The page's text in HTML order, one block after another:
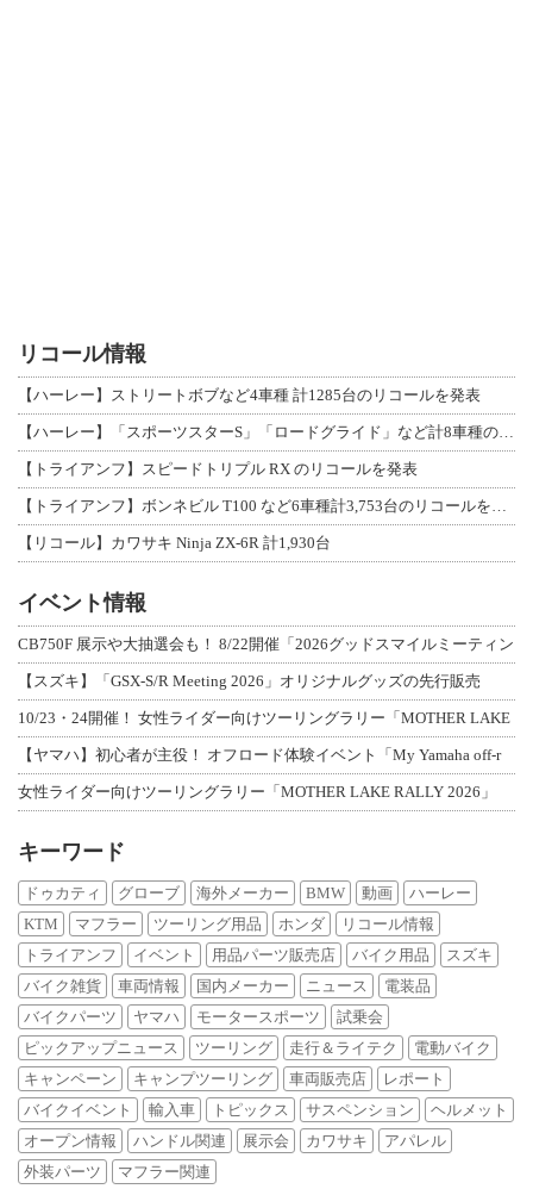
リコール情報
【ハーレー】ストリートボブなど4車種 計1285台のリコールを発表
【ハーレー】「スポーツスターS」「ロードグライド」など計8車種のリコールを発表
【トライアンフ】スピードトリプル RX のリコールを発表
【トライアンフ】ボンネビル T100 など6車種計3,753台のリコールを発表
【リコール】カワサキ Ninja ZX-6R 計1,930台
イベント情報
CB750F 展示や大抽選会も！ 8/22開催「2026グッドスマイルミーティン
【スズキ】「GSX-S/R Meeting 2026」オリジナルグッズの先行販売
10/23・24開催！ 女性ライダー向けツーリングラリー「MOTHER LAKE
【ヤマハ】初心者が主役！ オフロード体験イベント「My Yamaha off-r
女性ライダー向けツーリングラリー「MOTHER LAKE RALLY 2026」
キーワード
ドゥカティ グローブ 海外メーカー BMW 動画
ハーレー
KTM
マフラー ツーリング用品 ホンダ
リコール情報
トライアンフ
イベント 用品パーツ販売店 バイク用品
スズキ
バイク雑貨
車両情報 国内メーカー ニュース
電装品
バイクパーツ
ヤマハ モータースポーツ
試乗会
ピックアップニュース
ツーリング 走行＆ライテク
電動バイク
キャンペーン
キャンプツーリング 車両販売店
レポート
バイクイベント
輸入車 トピックス サスペンション
ヘルメット
オープン情報
ハンドル関連 展示会 カワサキ
アパレル
外装パーツ
マフラー関連